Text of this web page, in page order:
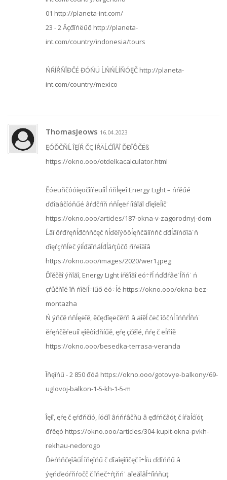
01 http://planeta-int.com/
23 - 2 Âçđîńëűő http://planeta-
int.com/country/indonesia/tours
ŃŔÍŔŇÎĐČÉ ĐÓŃÜ ĹŃŃĹÍŇÓĘČ http://planeta-
int.com/country/mexico
ThomasJeows 16.04.2023
ĘÓĎČŇĹ ÎĘÍŔ ČÇ ÍŔÄĹĆÍÎĂÎ ĎĐÎÔČËß
https://okno.ooo/otdelkacalculator.html
Ěóëüňčôóíęöčîíŕëüíîĺ ńňĺęëî Energy Light – ńŕěűé
ďđîäâčíóňűé âŕđčŕíň ńňĺęëŕ íîâîăî ďîęîëĺíč˙
https://okno.ooo/articles/187-okna-v-zagorodnyj-dom
Ĺăî őŕđŕęňĺđčńňčęč ňĺďëîýôôĺęňčâíîńňč ďđĺâîńőîä˙ň
ďîęŕçŕňĺëč ýíĺđăîńáĺđĺăŕţůčő ŕíŕëîăîâ
https://okno.ooo/images/2020/wer1.jpeg
Ďîěčěî ýňîăî, Energy Light íŕěíîăî ëó÷řĺ ńďđŕâë˙ĺňń˙ ń
çŕůčňîé îň ńîëíĺ÷íűő ëó÷ĺé https://okno.ooo/okna-bez-
montazha
Ń ýňčě ńňĺęëîě, ěčęđîęëčěŕň â äîěĺ čëč îôčńĺ îńňŕĺňń˙
ěŕęńčěŕëüíî ęîěôîđňíűě, ęŕę çčěîé, ňŕę č ëĺňîě
https://okno.ooo/besedka-terrasa-veranda
Îňęîńű - 2 850 đóá https://okno.ooo/gotovye-balkony/69-
uglovoj-balkon-1-5-kh-1-5-m
Îęíî, ęŕę č ęŕđňčíó, íóćíî âńňŕâčňü â ęđŕńčâóţ č íŕäĺćíóţ
đŕěęó https://okno.ooo/articles/304-kupit-okna-pvkh-
rekhau-nedorogo
Ďëŕńňčęîâűĺ îňęîńű č ďîäîęîííčęč î÷ĺíü ďđîńňű â
ýęńďëóŕňŕöčč č îňëč÷ŕţňń˙ äîëăîâĺ÷íîńňüţ